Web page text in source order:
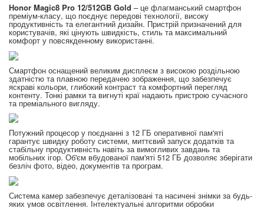
Honor Magic8 Pro 12/512GB Gold – це флагманський смартфон
преміум-класу, що поєднує передові технології, високу
продуктивність та елегантний дизайн. Пристрій призначений для
користувачів, які цінують швидкість, стиль та максимальний
комфорт у повсякденному використанні.
Смартфон оснащений великим дисплеєм з високою роздільною
здатністю та плавною передачею зображення, що забезпечує
яскраві кольори, глибокий контраст та комфортний перегляд
контенту. Тонкі рамки та вигнуті краї надають пристрою сучасного
та преміального вигляду.
Потужний процесор у поєднанні з 12 ГБ оперативної пам'яті
гарантує швидку роботу системи, миттєвий запуск додатків та
стабільну продуктивність навіть за вимогливих завдань та
мобільних ігор. Об'єм вбудованої пам'яті 512 ГБ дозволяє зберігати
безліч фото, відео, документів та програм.
Система камер забезпечує деталізовані та насичені знімки за будь-
яких умов освітлення. Інтелектуальні алгоритми обробки